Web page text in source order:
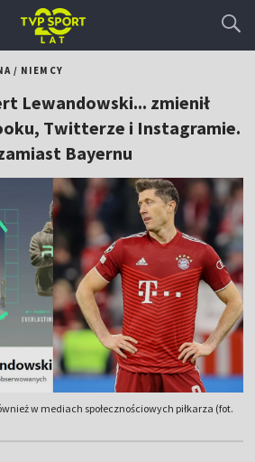
/ NIEMCY
Lewandowski... zmienił
Twitterze i Instagramie.
Bayernu
w mediach społecznościowych piłkarza (fot.